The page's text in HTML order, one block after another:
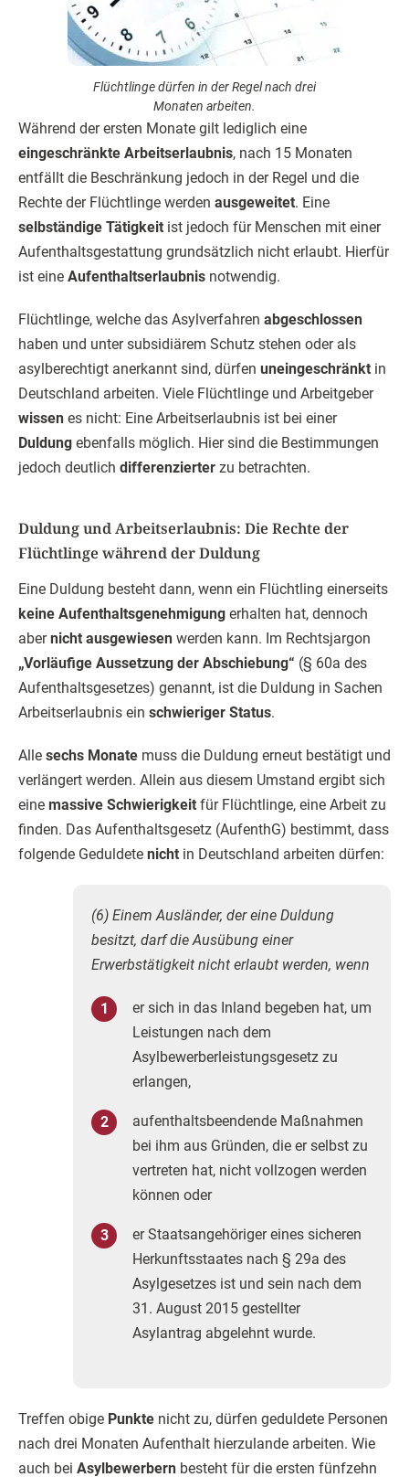
Flüchtlinge dürfen in der Regel nach drei
Monaten arbeiten.
Während der ersten Monate gilt lediglich eine
eingeschränkte Arbeitserlaubnis, nach 15 Monaten
entfällt die Beschränkung jedoch in der Regel und die
Rechte der Flüchtlinge werden ausgeweitet. Eine
selbständige Tätigkeit ist jedoch für Menschen mit einer
Aufenthaltsgestattung grundsätzlich nicht erlaubt. Hierfür
ist eine Aufenthaltserlaubnis notwendig.
Flüchtlinge, welche das Asylverfahren abgeschlossen
haben und unter subsidiärem Schutz stehen oder als
asylberechtigt anerkannt sind, dürfen uneingeschränkt in
Deutschland arbeiten. Viele Flüchtlinge und Arbeitgeber
wissen es nicht: Eine Arbeitserlaubnis ist bei einer
Duldung ebenfalls möglich. Hier sind die Bestimmungen
jedoch deutlich differenzierter zu betrachten.
Duldung und Arbeitserlaubnis: Die Rechte der
Flüchtlinge während der Duldung
Eine Duldung besteht dann, wenn ein Flüchtling einerseits
keine Aufenthaltsgenehmigung erhalten hat, dennoch
abernicht ausgewiesen werden kann. Im Rechtsjargon
„Vorläufige Aussetzung der Abschiebung“ (§ 60a des
Aufenthaltsgesetzes) genannt, ist die Duldung in Sachen
Arbeitserlaubnis ein schwieriger Status.
Alle sechs Monate muss die Duldung erneut bestätigt und
verlängert werden. Allein aus diesem Umstand ergibt sich
eine massive Schwierigkeit für Flüchtlinge, eine Arbeit zu
finden. Das Aufenthaltsgesetz (AufenthG) bestimmt, dass
folgende Geduldete nicht in Deutschland arbeiten dürfen:
(6) Einem Ausländer, der eine Duldung
besitzt, darf die Ausübung einer
Erwerbstätigkeit nicht erlaubt werden, wenn
er sich in das Inland begeben hat, um
Leistungen nach dem
Asylbewerberleistungsgesetz zu
erlangen,
aufenthaltsbeendende Maßnahmen
bei ihm aus Gründen, die er selbst zu
vertreten hat, nicht vollzogen werden
können oder
er Staatsangehöriger eines sicheren
Herkunftsstaates nach § 29a des
Asylgesetzes ist und sein nach dem
31. August 2015 gestellter
Asylantrag abgelehnt wurde.
Treffen obige Punkte nicht zu, dürfen geduldete Personen
nach drei Monaten Aufenthalt hierzulande arbeiten. Wie
auch bei Asylbewerbern besteht für die ersten fünfzehn